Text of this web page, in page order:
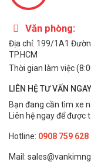
Văn phòng:
Địa chỉ: 199/1A1
TP.HCM
Thời gian làm việc
LIÊN HỆ TƯ VẤN
Bạn đang cần tìm xe
Liên hệ ngay để
Hotline: 0908 759 628
Mail: